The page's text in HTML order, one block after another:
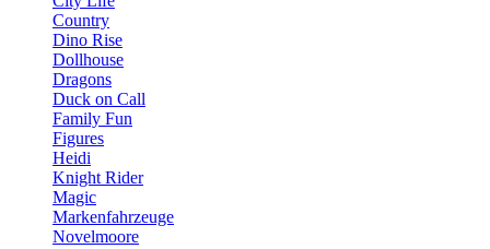
Country
Dino Rise
Dollhouse
Dragons
Duck on Call
Family Fun
Figures
Heidi
Knight Rider
Magic
Markenfahrzeuge
Novelmoore